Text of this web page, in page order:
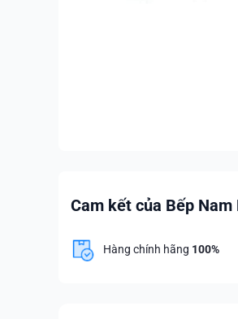
Cam kết của Bếp Nam
Hàng chính hãng 100%